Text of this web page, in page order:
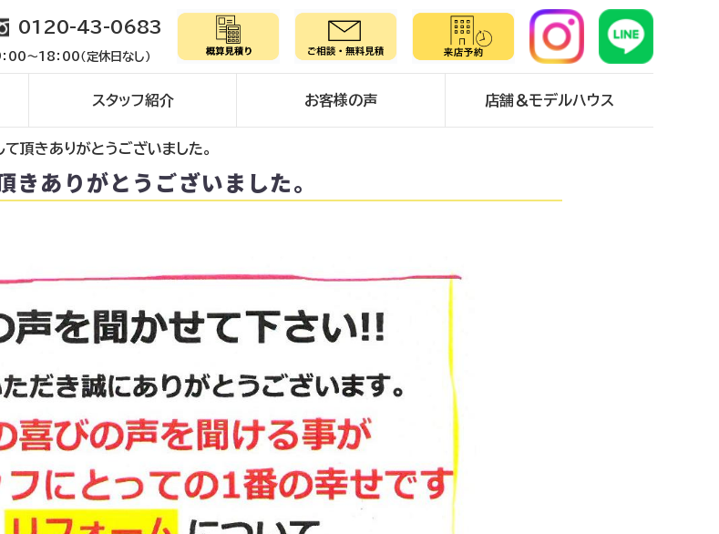
0120-43-0683
00～18：00（定休日なし）
スタッフ紹介 お客様の声 店舗＆モデルハウス
頂きありがとうございました。
ありがとうございました。